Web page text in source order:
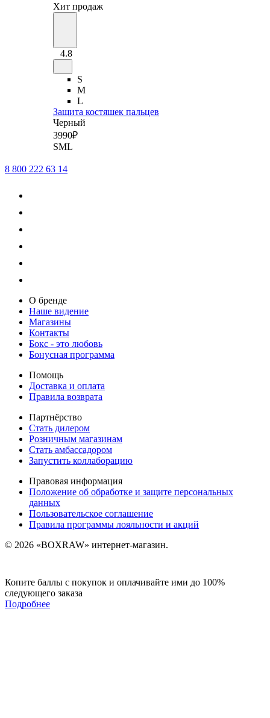
Хит продаж
4.8
S
M
L
Защита костяшек пальцев
Черный
3990₽
SML
8 800 222 63 14
О бренде
Наше видение
Магазины
Контакты
Бокс - это любовь
Бонусная программа
Помощь
Доставка и оплата
Правила возврата
Партнёрство
Стать дилером
Розничным магазинам
Стать амбассадором
Запустить коллаборацию
Правовая информация
Положение об обработке и защите персональных
данных
Пользовательское соглашение
Правила программы лояльности и акций
© 2026 «BOXRAW» интернет-магазин.
Копите баллы с покупок и оплачивайте ими до 100%
следующего заказа
Подробнее